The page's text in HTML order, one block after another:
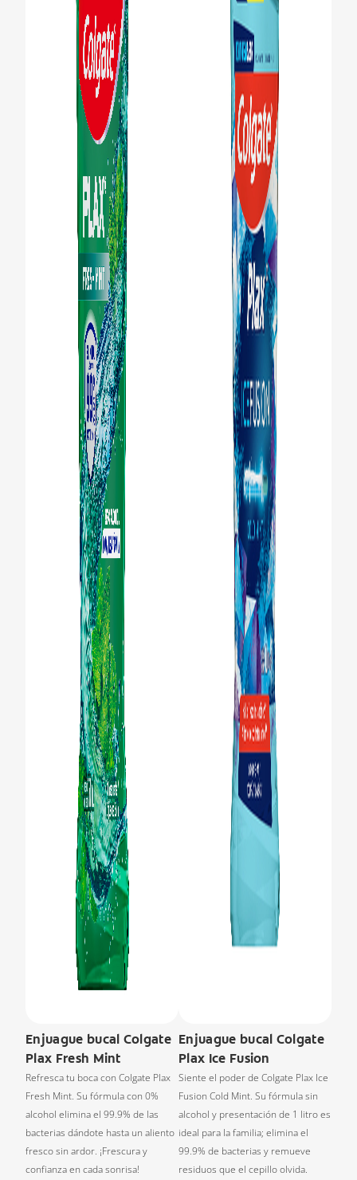
Enjuague bucal Colgate
Plax Fresh Mint
Refresca tu boca con Colgate Plax
Fresh Mint. Su fórmula con 0%
alcohol elimina el 99.9% de las
bacterias dándote hasta un aliento
fresco sin ardor. ¡Frescura y
confianza en cada sonrisa!
Enjuague bucal Colgate
Plax Ice Fusion
Siente el poder de Colgate Plax Ice
Fusion Cold Mint. Su fórmula sin
alcohol y presentación de 1 litro es
ideal para la familia; elimina el
99.9% de bacterias y remueve
residuos que el cepillo olvida.